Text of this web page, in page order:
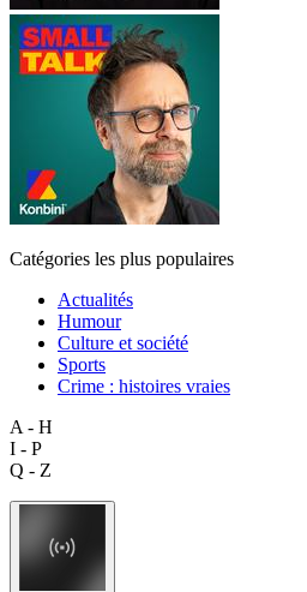
Catégories les plus populaires
Actualités
Humour
Culture et société
Sports
Crime : histoires vraies
A - H
I - P
Q - Z